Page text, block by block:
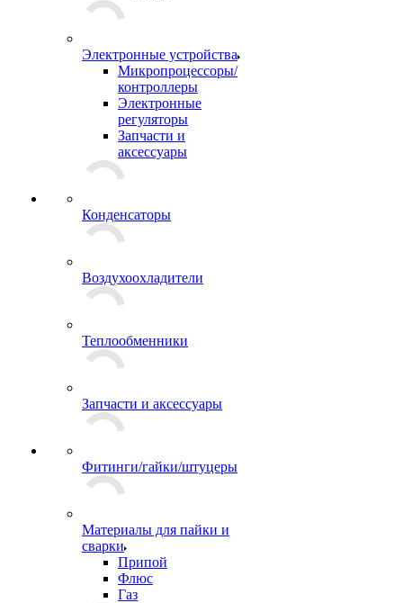
Электронные устройства
Микропроцессоры/
контроллеры
Электронные
регуляторы
Запчасти и
аксессуары
Конденсаторы
Воздухоохладители
Теплообменники
Запчасти и аксессуары
Фитинги/гайки/штуцеры
Материалы для пайки и
сварки
Припой
Флюс
Газ